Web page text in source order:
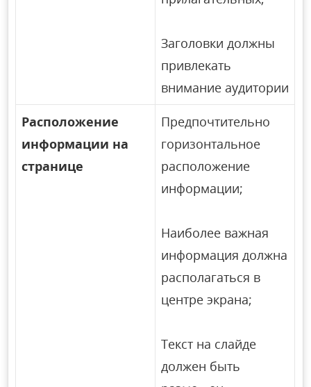
Заголовки должны
привлекать
внимание аудитории
Расположение
информации на
странице
Предпочтительно
горизонтальное
расположение
информации;
Наиболее важная
информация должна
располагаться в
центре экрана;
Текст на слайде
должен быть